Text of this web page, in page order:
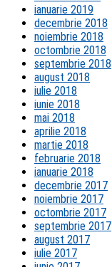
ianuarie 2019
decembrie 2018
noiembrie 2018
octombrie 2018
septembrie 2018
august 2018
iulie 2018
iunie 2018
mai 2018
aprilie 2018
martie 2018
februarie 2018
ianuarie 2018
decembrie 2017
noiembrie 2017
octombrie 2017
septembrie 2017
august 2017
iulie 2017